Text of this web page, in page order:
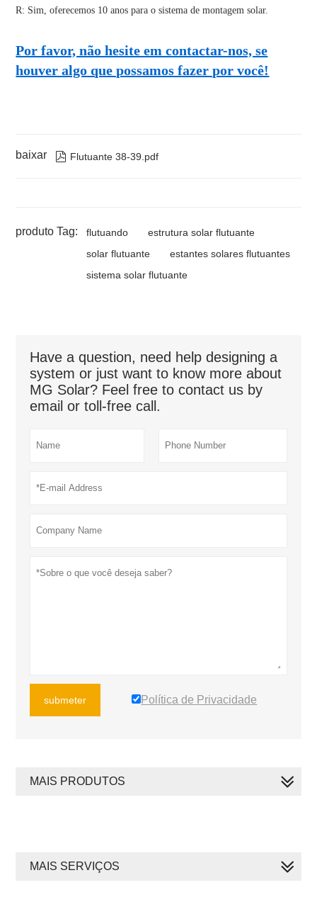
R: Sim, oferecemos 10 anos para o sistema de montagem solar.
Por favor, não hesite em contactar-nos, se
houver algo que possamos fazer por você!
baixar  Flutuante 38-39.pdf
produto Tag: flutuando
estrutura solar flutuante
solar flutuante
estantes solares flutuantes
sistema solar flutuante
Have a question, need help designing a
system or just want to know more about
MG Solar? Feel free to contact us by
email or toll-free call.
submeter Política de Privacidade
MAIS PRODUTOS
MAIS SERVIÇOS